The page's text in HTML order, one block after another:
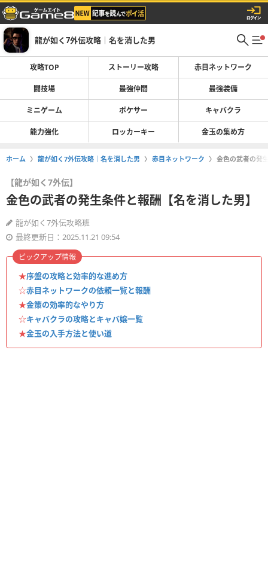
龍が如く7外伝攻略｜名を消した男
攻略TOP ストーリー攻略 赤目ネットワーク
闘技場 最強仲間 最強装備
ミニゲーム ポケサー キャバクラ
能力強化 ロッカーキー 金玉の集め方
ホーム 龍が如く7外伝攻略｜名を消した男 赤目ネットワーク 金色の武者の発
【龍が如く7外伝】
金色の武者の発生条件と報酬【名を消した男】
龍が如く7外伝攻略班
最終更新日：2025.11.21 09:54
★序盤の攻略と効率的な進め方
☆赤目ネットワークの依頼一覧と報酬
★金策の効率的なやり方
☆キャバクラの攻略とキャバ嬢一覧
★金玉の入手方法と使い道
ピックアップ情報